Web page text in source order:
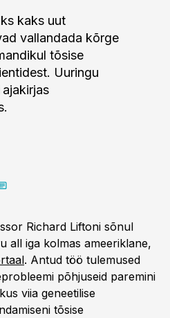
kaks uut
vallandada kõrge
tõsise
Uuringu
Richard Liftoni sõnul
all iga kolmas ameeriklane,
. Antud töö tulemused
põhjuseid paremini
viia geneetilise
tõsise